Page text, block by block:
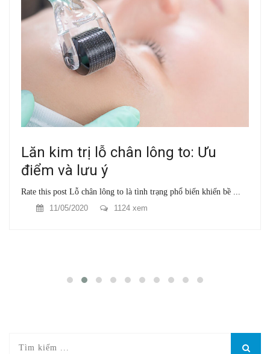
Lăn kim trị lỗ chân lông to: Ưu
điểm và lưu ý
Rate this post Lỗ chân lông to là tình trạng phổ biến khiến bề ...
11/05/2020
1124 xem